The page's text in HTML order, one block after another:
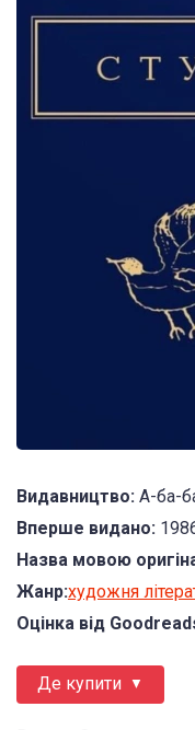
Видавництво: А-ба-
Вперше видано:
Назва мовою
Жанр:художня
Оцінка від
Де купити